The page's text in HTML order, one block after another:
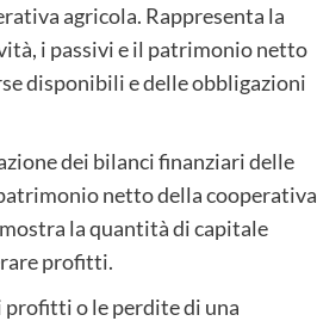
agricola. Rappresenta la
i passivi e il patrimonio netto
disponibili e delle obbligazioni
dei bilanci finanziari delle
netto della cooperativa
la quantità di capitale
profitti.
profitti o le perdite di una